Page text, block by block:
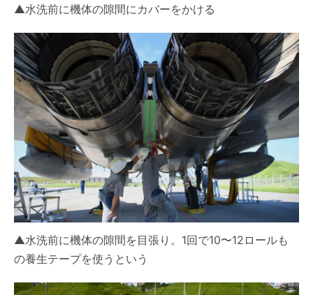
▲水洗前に機体の隙間にカバーをかける
▲水洗前に機体の隙間を目張り。1回で10〜12ロールも
の養生テープを使うという